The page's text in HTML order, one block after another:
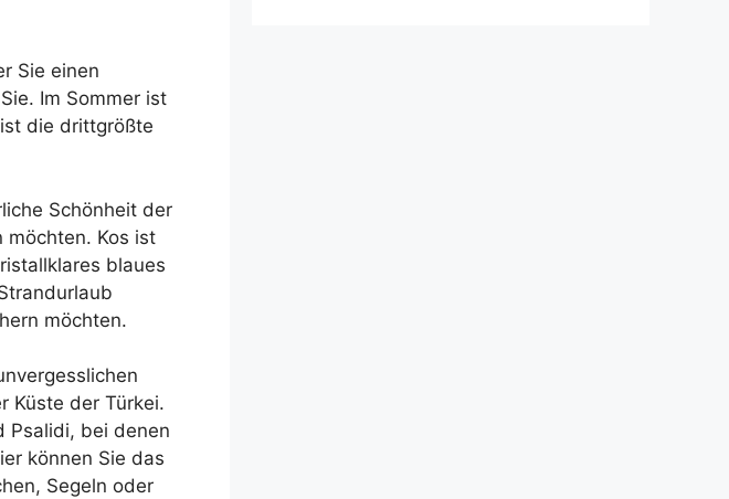
Sie einen
Im Sommer ist
die drittgrößte
Schönheit der
möchten. Kos ist
blaues
möchten.
Küste der Türkei.
Psalidi, bei denen
können Sie das
Segeln oder